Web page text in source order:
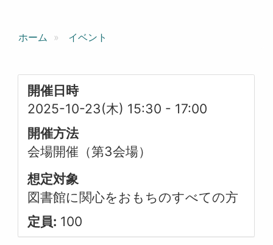
ホーム イベント
開催日時
2025-10-23(木) 15:30 - 17:00
開催方法
会場開催（第3会場）
想定対象
図書館に関心をおもちのすべての方
定員: 100